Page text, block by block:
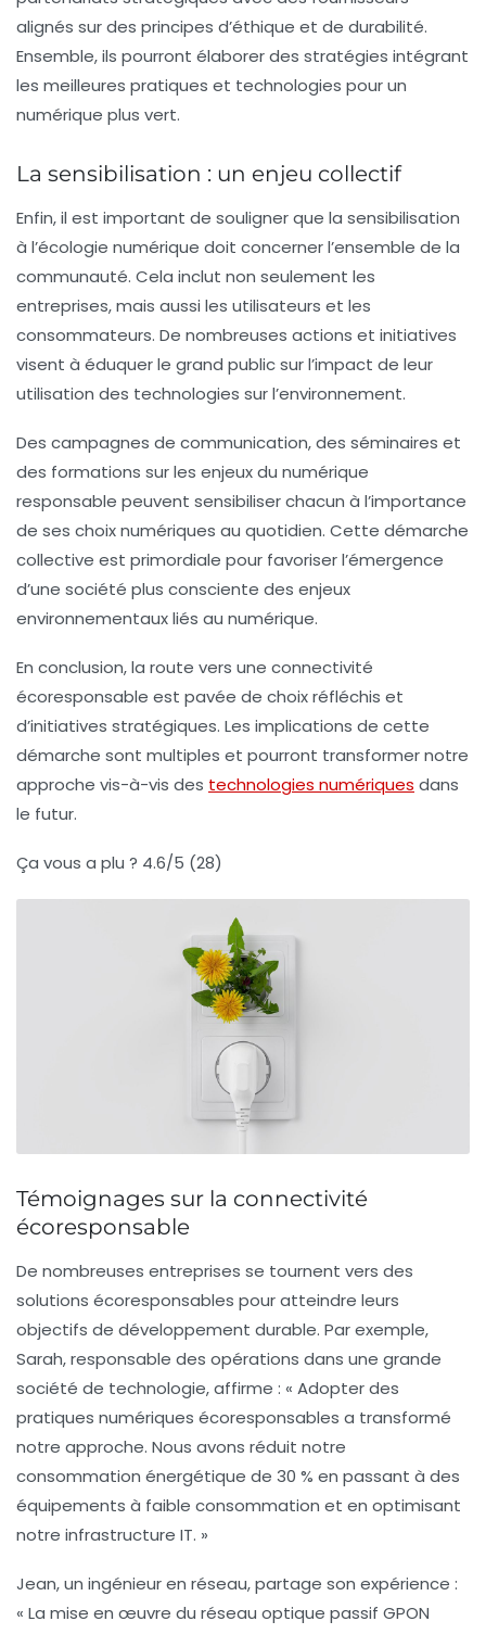
alignés sur des principes d’éthique et de durabilité.
Ensemble, ils pourront élaborer des stratégies intégrant
les meilleures pratiques et technologies pour un
numérique plus vert.
La sensibilisation : un enjeu collectif
Enfin, il est important de souligner que la sensibilisation
à l’écologie numérique doit concerner l’ensemble de la
communauté. Cela inclut non seulement les
entreprises, mais aussi les utilisateurs et les
consommateurs. De nombreuses actions et initiatives
visent à éduquer le grand public sur l’impact de leur
utilisation des technologies sur l’environnement.
Des campagnes de communication, des séminaires et
des formations sur les enjeux du numérique
responsable peuvent sensibiliser chacun à l’importance
de ses choix numériques au quotidien. Cette démarche
collective est primordiale pour favoriser l’émergence
d’une société plus consciente des enjeux
environnementaux liés au numérique.
En conclusion, la route vers une connectivité
écoresponsable est pavée de choix réfléchis et
d’initiatives stratégiques. Les implications de cette
démarche sont multiples et pourront transformer notre
approche vis-à-vis des technologies numériques dans
le futur.
Ça vous a plu ? 4.6/5 (28)
Témoignages sur la connectivité
écoresponsable
De nombreuses entreprises se tournent vers des
solutions écoresponsables pour atteindre leurs
objectifs de développement durable. Par exemple,
Sarah, responsable des opérations dans une grande
société de technologie, affirme : « Adopter des
pratiques numériques écoresponsables a transformé
notre approche. Nous avons réduit notre
consommation énergétique de 30 % en passant à des
équipements à faible consommation et en optimisant
notre infrastructure IT. »
Jean, un ingénieur en réseau, partage son expérience :
« La mise en œuvre du réseau optique passif GPON